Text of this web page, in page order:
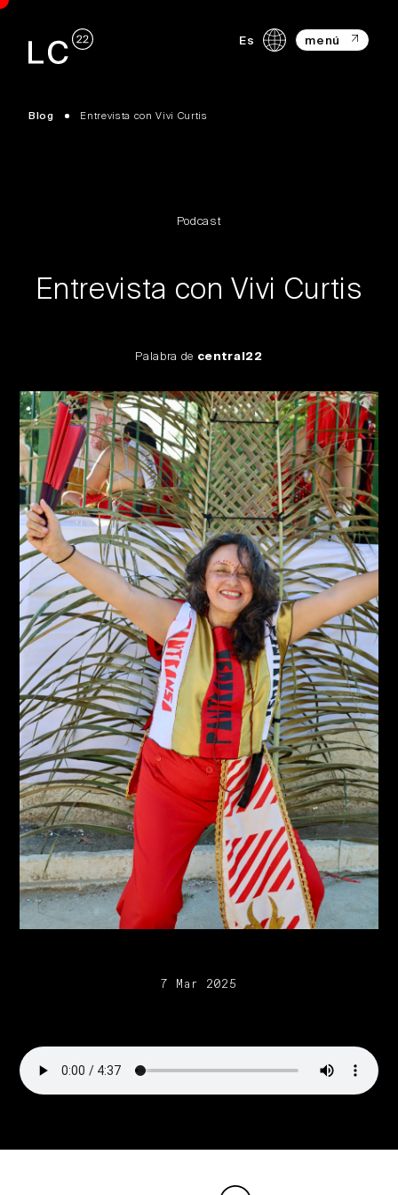
Es menú
Blog Entrevista con Vivi Curtis
Podcast
Entrevista con Vivi Curtis
Palabra de central22
7 Mar 2025